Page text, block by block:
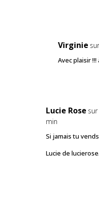
Virginie
Avec plaisir
Lucie Rose
min
Si jamais tu
Lucie de